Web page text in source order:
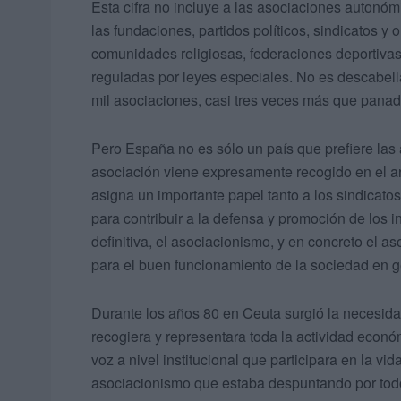
Esta cifra no incluye a las asociaciones
las fundaciones, partidos políticos, sindicatos y
comunidades religiosas, federaciones
reguladas por leyes especiales. No es
mil asociaciones, casi tres veces más que
Pero España no es sólo un país que prefiere
asociación viene expresamente recogido en el
asigna un importante papel tanto a los
para contribuir a la defensa y promoción de los
definitiva, el asociacionismo, y en concreto el
para el buen funcionamiento de la sociedad en
Durante los años 80 en Ceuta surgió la
recogiera y representara toda la actividad
voz a nivel institucional que participara en la
asociacionismo que estaba despuntando por